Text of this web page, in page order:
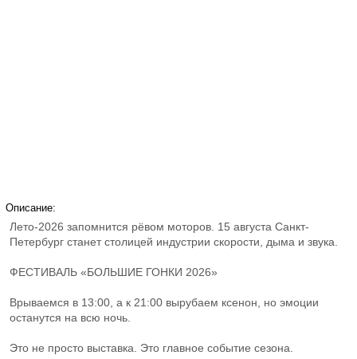
Описание:
Лето-2026 запомнится рёвом моторов. 15 августа Санкт-
Петербург станет столицей индустрии скорости, дыма и звука.
ФЕСТИВАЛЬ «БОЛЬШИЕ ГОНКИ 2026»
Врываемся в 13:00, а к 21:00 вырубаем ксенон, но эмоции
останутся на всю ночь.
Это не просто выставка. Это главное событие сезона.